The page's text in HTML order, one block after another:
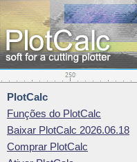
PlotCalc
Funções do PlotCalc
Baixar PlotCalc 2026.06.18
Comprar PlotCalc